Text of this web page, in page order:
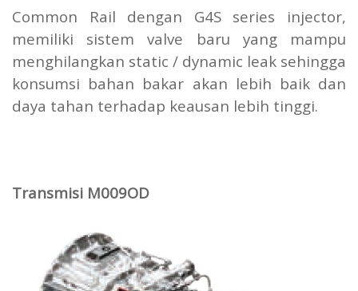
Common Rail dengan G4S series injector,
memiliki sistem valve baru yang mampu
menghilangkan static / dynamic leak sehingga
konsumsi bahan bakar akan lebih baik dan
daya tahan terhadap keausan lebih tinggi.
Transmisi M009OD